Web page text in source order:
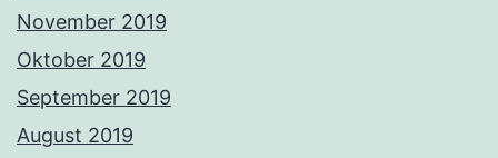
November 2019
Oktober 2019
September 2019
August 2019